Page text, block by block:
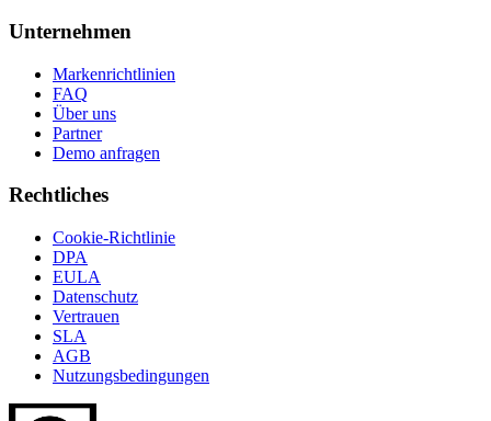
Unternehmen
Markenrichtlinien
FAQ
Über uns
Partner
Demo anfragen
Rechtliches
Cookie-Richtlinie
DPA
EULA
Datenschutz
Vertrauen
SLA
AGB
Nutzungsbedingungen